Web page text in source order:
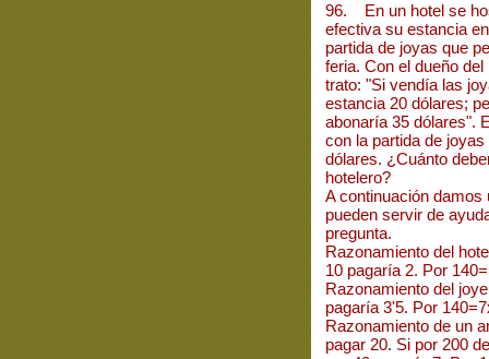
96. En un hotel se
efectiva su estancia
partida de joyas que
feria. Con el dueño
trato: "Si vendía las
estancia 20 dólares;
abonaría 35 dólares".
con la partida de
dólares. ¿Cuánto
hotelero?
A continuación
pueden servir de
pregunta.
Razonamiento del
10 pagaría 2. Por
Razonamiento del
pagaría 3'5. Por
Razonamiento de un
pagar 20. Si por 200